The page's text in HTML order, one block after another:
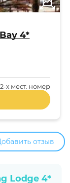
4*
2-x мест. номер
отзыв
Lodge 4*